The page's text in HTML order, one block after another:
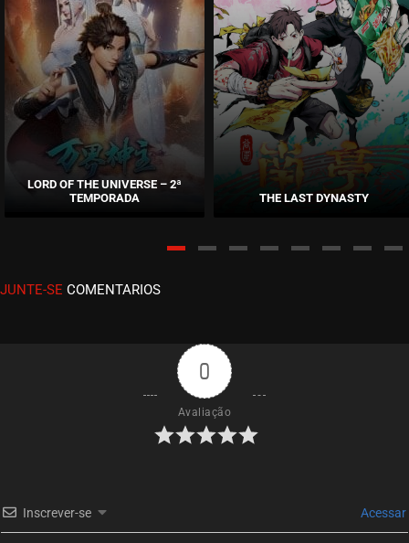
ASSISTIDO
ASSISTIDO
EPISÓDIO 32
fevereiro 08, 2021
EPISÓDIO 31
fevereiro 08, 2021
ASSISTIDO
EPISÓDIO 29
fevereiro 08, 2021
EPISÓDIO 28
EPISÓDIO 27
LORD OF THE UNIVERSE – 2ª
TEMPORADA
THE LAST DYNASTY
JUNTE-SE COMENTARIOS
0
Avaliação
Inscrever-se Acessar